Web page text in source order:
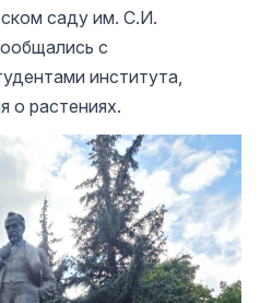
саду им. С.И.
с
института,
о растениях.